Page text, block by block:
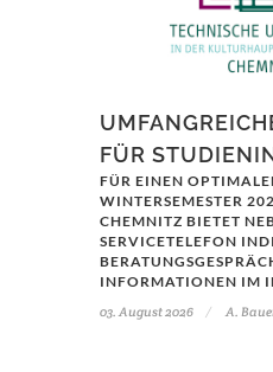
FÜR
FÜR EINEN
WINTERSEMESTER
CHEMNITZ BIETET
SERVICETELEFON
INFORMATIONEN IM
03. August 2026
A.